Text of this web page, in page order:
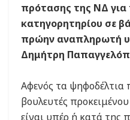
πρότασης της ΝΔ για
κατηγορητηρίου σε
πρώην αναπληρωτή
Δημήτρη
Αφενός τα ψηφοδέλτια
βουλευτές
είναι υπέρ ή κατά της